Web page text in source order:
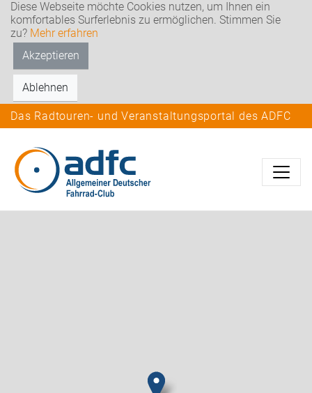
Diese Webseite möchte Cookies nutzen, um Ihnen ein
komfortables Surferlebnis zu ermöglichen. Stimmen Sie
zu? Mehr erfahren
Akzeptieren
Ablehnen
Das Radtouren- und Veranstaltungsportal des ADFC